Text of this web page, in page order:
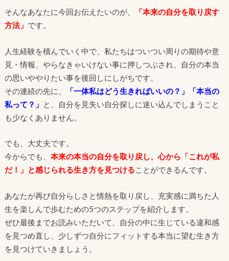
そんなあなたに今回お伝えたいのが、
「本来の自分を取り戻す
方法」 です。
人生経験を積んでいく中で、私たちはついつい周りの期待や意
見・情報、やらなきゃいけない事に押しつぶされ、自分の本当
の思いややりたい事を後回しにしがちです。
その連続の先に、
「一体私はどう生きればいいの？」「本当の
私って？」
と、自分を見失い自分探しに迷い込んでしまうこと
も少なくありません。
でも、大丈夫です。
今からでも、 本来の本当の自分を取り戻し、心から「これが私
だ！」と感じられる生き方を見つけることができるんです。
あなたが再び自分らしさと情熱を取り戻し、充実感に満ちた人
生を楽しんで歩むための5つのステップを紹介します。
ぜひ最後までお読みいただいて、自分の中に生じている違和感
を見つめ直し、少しずつ自分にフィットする本当に望む生き方
を見つけていきましょう。